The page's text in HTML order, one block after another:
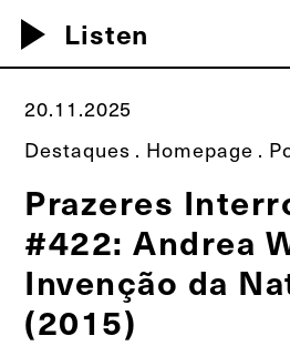
play_arrow Listen
20.11.2025
Destaques . Homepage .
Prazeres
#422: Andrea
Invenção da
(2015)